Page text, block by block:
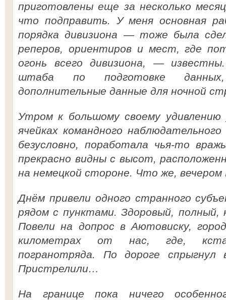
приготовлены еще за несколько
что подправить. У меня основная
порядка дивизиона — тоже была
реперов, ориентиров и мест, где
огонь всего дивизиона, —
штаба по подготовке
дополнительные данные для ночной
Утром к большому своему
ячейках командного
безусловно, поработала чья-то
прекрасно видны с высот,
на немецкой стороне. Что же,
Днём привели одного странного
рядом с пунктами. Здоровый,
Повели на допрос в Аютовиску,
километрах от нас, где,
погранотряда. По дороге
Пристрелили…
На границе пока ничего